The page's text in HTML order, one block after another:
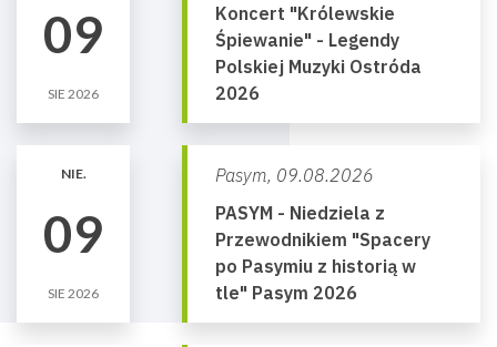
09
SIE 2026
Koncert "Królewskie
Śpiewanie" - Legendy
Polskiej Muzyki Ostróda
2026
NIE.
09
SIE 2026
Pasym, 09.08.2026
PASYM - Niedziela z
Przewodnikiem "Spacery
po Pasymiu z historią w
tle" Pasym 2026